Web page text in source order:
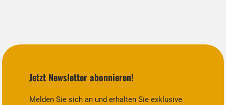
Jetzt Newsletter abonnieren!
Melden Sie sich an und erhalten Sie exklusive